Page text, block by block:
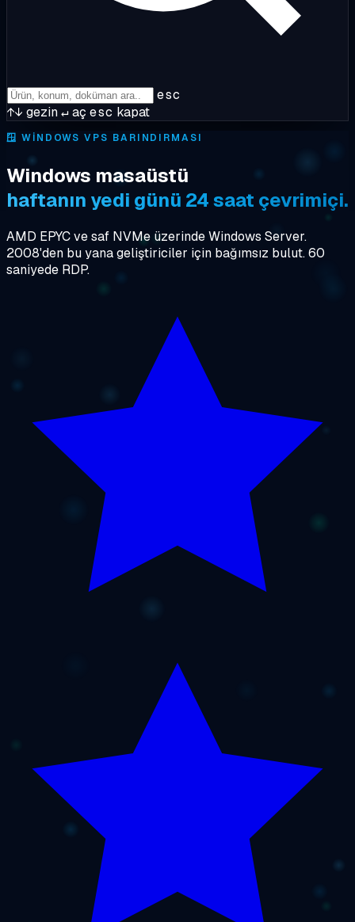
esc
↑↓ gezin↵aç esc kapat
🪟 WINDOWS VPS BARINDIRMASI
Windows masaüstü
haftanın yedi günü 24 saat çevrimiçi.
AMD EPYC ve saf NVMe üzerinde Windows Server.
2008'den bu yana geliştiriciler için bağımsız bulut. 60
saniyede RDP.